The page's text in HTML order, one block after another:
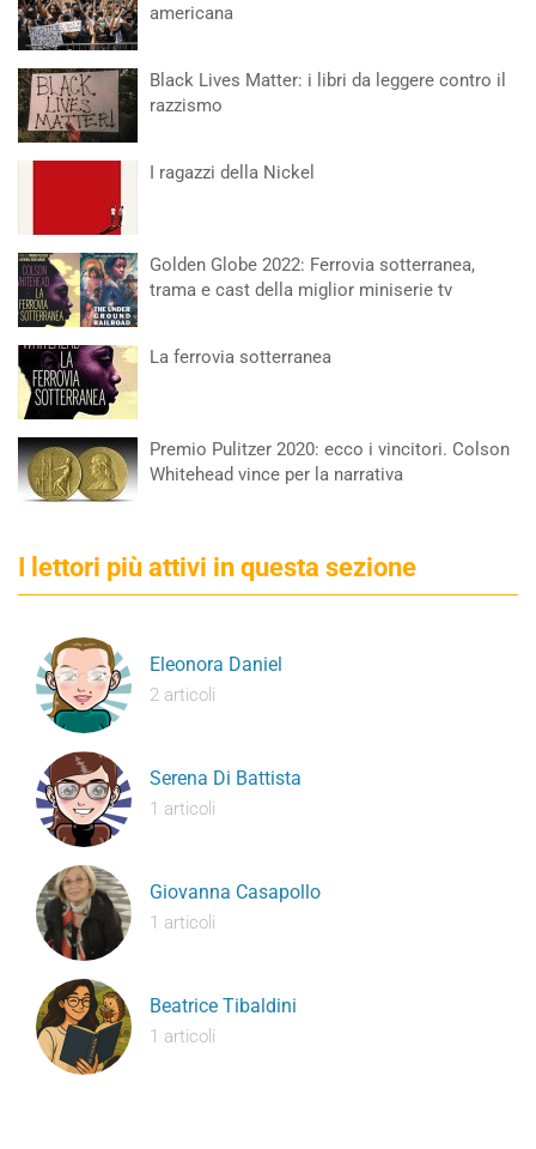
americana
Black Lives Matter: i libri da leggere contro il
razzismo
I ragazzi della Nickel
Golden Globe 2022: Ferrovia sotterranea,
trama e cast della miglior miniserie tv
La ferrovia sotterranea
Premio Pulitzer 2020: ecco i vincitori. Colson
Whitehead vince per la narrativa
I lettori più attivi in questa sezione
Eleonora Daniel
2 articoli
Serena Di Battista
1 articoli
Giovanna Casapollo
1 articoli
Beatrice Tibaldini
1 articoli